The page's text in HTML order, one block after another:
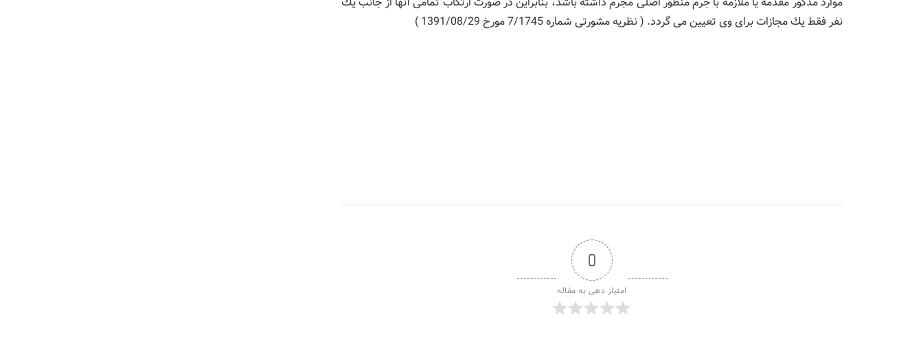
نفر فقط یك مجازات برای وی تعیین می گردد. ( نظریه مشورتی شماره 7/1745 مورخ 1391/08/29 )
0
امتیاز دهی به مقاله